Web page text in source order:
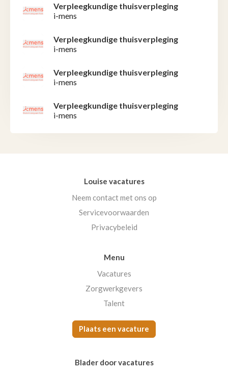
Verpleegkundige thuisverpleging
i-mens
Verpleegkundige thuisverpleging
i-mens
Verpleegkundige thuisverpleging
i-mens
Verpleegkundige thuisverpleging
i-mens
Louise vacatures
Neem contact met ons op
Servicevoorwaarden
Privacybeleid
Menu
Vacatures
Zorgwerkgevers
Talent
Plaats een vacature
Blader door vacatures